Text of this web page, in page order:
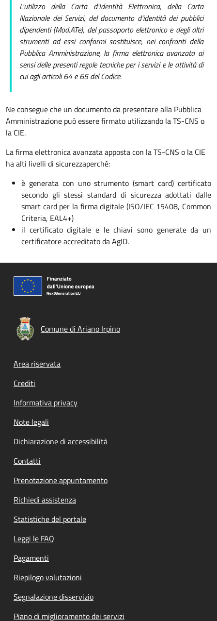
L'utilizzo della Carta d'Identità Elettronica, della Carta
Nazionale dei Servizi, del documento d'identità dei pubblici
dipendenti (Mod.ATe), del passaporto elettronico e degli altri
strumenti ad essi conformi sostituisce, nei confronti della
Pubblica Amministrazione, la firma elettronica avanzata ai
sensi delle presenti regole tecniche per i servizi e le attività di
cui agli articoli 64 e 65 del Codice.
Ne consegue che un documento da presentare alla Pubblica
Amministrazione può essere firmato utilizzando la TS-CNS o
la CIE.
La firma elettronica avanzata apposta con la TS-CNS o la CIE
ha alti livelli di sicurezzaperché:
è generata con uno strumento (smart card) certificato
secondo gli stessi standard di sicurezza adottati dalle
smart card per la firma digitale (ISO/IEC 15408, Common
Criteria, EAL4+)
il certificato digitale e le chiavi sono generate da un
certificatore accreditato da AgID.
Comune di Ariano Irpino
Footer menu
Area riservata
Crediti
Informativa privacy
Note legali
Dichiarazione di accessibilità
Contatti
Prenotazione appuntamento
Richiedi assistenza
Statistiche del portale
Leggi le FAQ
Pagamenti
Riepilogo valutazioni
Segnalazione disservizio
Piano di miglioramento dei servizi